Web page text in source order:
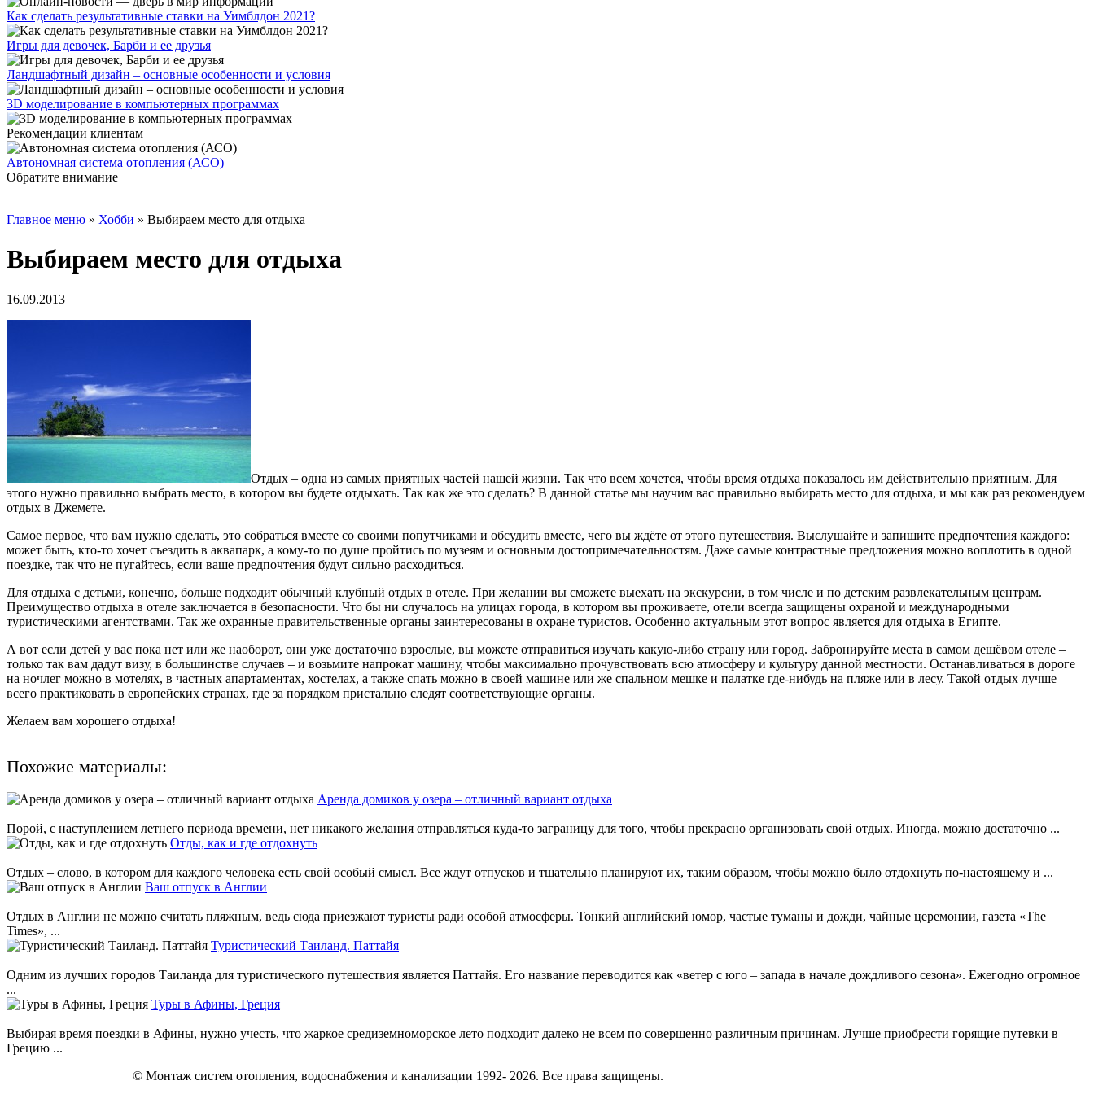
Как сделать результативные ставки на Уимблдон 2021?
Игры для девочек, Барби и ее друзья
Ландшафтный дизайн – основные особенности и условия
3D моделирование в компьютерных программах
Рекомендации клиентам
Автономная система отопления (АСО)
Обратите внимание
Главное меню » Хобби » Выбираем место для отдыха
Выбираем место для отдыха
16.09.2013
Отдых – одна из самых приятных частей нашей жизни. Так что всем хочется, чтобы время отдыха показалось им действительно приятным. Для
этого нужно правильно выбрать место, в котором вы будете отдыхать. Так как же это сделать? В данной статье мы научим вас правильно выбирать место для отдыха, и мы как раз рекомендуем
отдых в Джемете.
Самое первое, что вам нужно сделать, это собраться вместе со своими попутчиками и обсудить вместе, чего вы ждёте от этого путешествия. Выслушайте и запишите предпочтения каждого:
может быть, кто-то хочет съездить в аквапарк, а кому-то по душе пройтись по музеям и основным достопримечательностям. Даже самые контрастные предложения можно воплотить в одной
поездке, так что не пугайтесь, если ваше предпочтения будут сильно расходиться.
Для отдыха с детьми, конечно, больше подходит обычный клубный отдых в отеле. При желании вы сможете выехать на экскурсии, в том числе и по детским развлекательным центрам.
Преимущество отдыха в отеле заключается в безопасности. Что бы ни случалось на улицах города, в котором вы проживаете, отели всегда защищены охраной и международными
туристическими агентствами. Так же охранные правительственные органы заинтересованы в охране туристов. Особенно актуальным этот вопрос является для отдыха в Египте.
А вот если детей у вас пока нет или же наоборот, они уже достаточно взрослые, вы можете отправиться изучать какую-либо страну или город. Забронируйте места в самом дешёвом отеле –
только так вам дадут визу, в большинстве случаев – и возьмите напрокат машину, чтобы максимально прочувствовать всю атмосферу и культуру данной местности. Останавливаться в дороге
на ночлег можно в мотелях, в частных апартаментах, хостелах, а также спать можно в своей машине или же спальном мешке и палатке где-нибудь на пляже или в лесу. Такой отдых лучше
всего практиковать в европейских странах, где за порядком пристально следят соответствующие органы.
Желаем вам хорошего отдыха!
Похожие материалы:
Аренда домиков у озера – отличный вариант отдыха
Порой, с наступлением летнего периода времени, нет никакого желания отправляться куда-то заграницу для того, чтобы прекрасно организовать свой отдых. Иногда, можно достаточно ...
Отды, как и где отдохнуть
Отдых – слово, в котором для каждого человека есть свой особый смысл. Все ждут отпусков и тщательно планируют их, таким образом, чтобы можно было отдохнуть по-настоящему и ...
Ваш отпуск в Англии
Отдых в Англии не можно считать пляжным, ведь сюда приезжают туристы ради особой атмосферы. Тонкий английский юмор, частые туманы и дожди, чайные церемонии, газета «The
Times», ...
Туристический Таиланд. Паттайя
Одним из лучших городов Таиланда для туристического путешествия является Паттайя. Его название переводится как «ветер с юго – запада в начале дождливого сезона». Ежегодно огромное
...
Туры в Афины, Греция
Выбирая время поездки в Афины, нужно учесть, что жаркое средиземноморское лето подходит далеко не всем по совершенно различным причинам. Лучше приобрести горящие путевки в
Грецию ...
© Монтаж систем отопления, водоснабжения и канализации 1992- 2026. Все права защищены.